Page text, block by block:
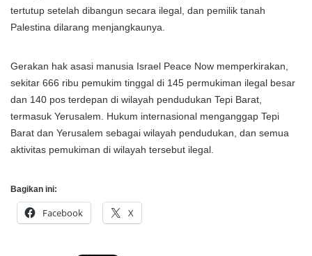
tertutup setelah dibangun secara ilegal, dan pemilik tanah
Palestina dilarang menjangkaunya.
Gerakan hak asasi manusia Israel Peace Now memperkirakan,
sekitar 666 ribu pemukim tinggal di 145 permukiman ilegal besar
dan 140 pos terdepan di wilayah pendudukan Tepi Barat,
termasuk Yerusalem. Hukum internasional menganggap Tepi
Barat dan Yerusalem sebagai wilayah pendudukan, dan semua
aktivitas pemukiman di wilayah tersebut ilegal.
Bagikan ini:
Facebook X